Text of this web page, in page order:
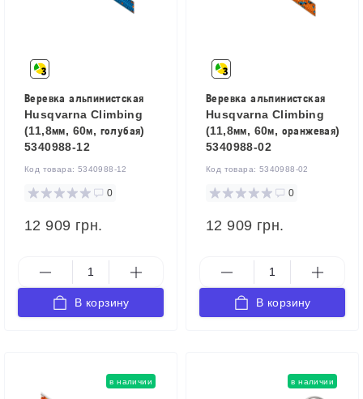
Веревка альпинистская
Husqvarna Climbing
(11,8мм, 60м, голубая)
5340988-12
Код товара: 5340988-12
0
12 909 грн.
В корзину
Веревка альпинистская
Husqvarna Climbing
(11,8мм, 60м, оранжевая)
5340988-02
Код товара: 5340988-02
0
12 909 грн.
В корзину
в наличии в наличии